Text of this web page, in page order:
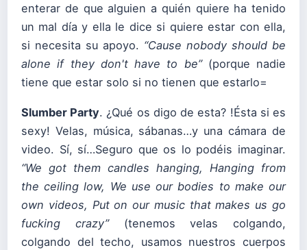
enterar de que alguien a quién quiere ha tenido
un mal día y ella le dice si quiere estar con ella,
si necesita su apoyo. “Cause nobody should be
alone if they don't have to be”(porque nadie
tiene que estar solo si no tienen que estarlo=
Slumber Party. ¿Qué os digo de esta? !Ésta si es
sexy! Velas, música, sábanas…y una cámara de
video. Sí, sí…Seguro que os lo podéis imaginar.
“We got them candles hanging, Hanging from
the ceiling low, We use our bodies to make our
own videos, Put on our music that makes us go
fucking crazy”(tenemos velas colgando,
colgando del techo, usamos nuestros cuerpos